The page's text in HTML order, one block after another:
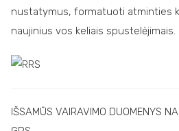
nustatymus, formatuoti atminties
naujinius vos keliais spustelėjimais.
IŠSAMŪS VAIRAVIMO DUOMENYS